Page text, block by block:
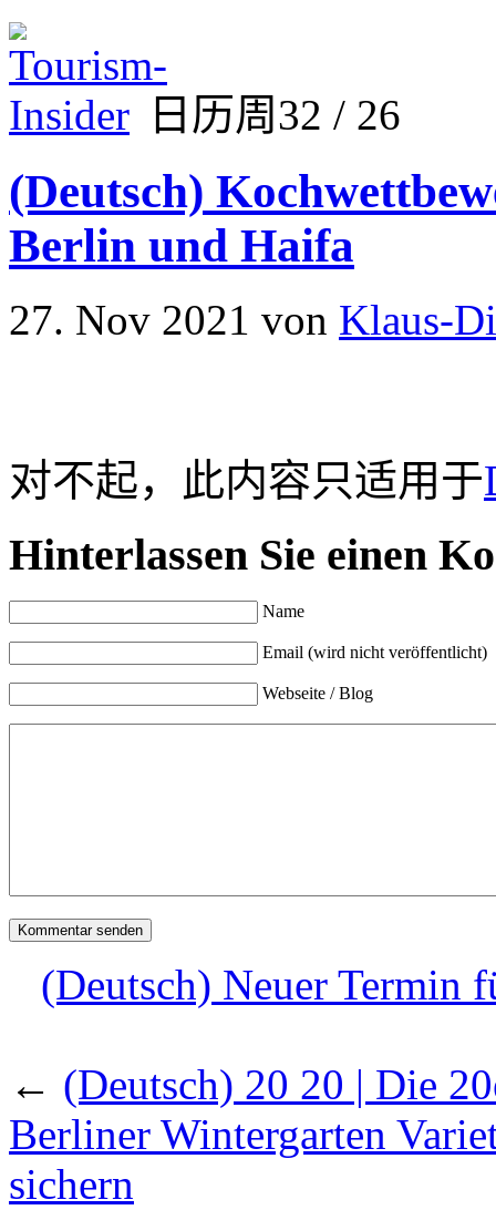
日历周32 / 26
(Deutsch)
Berlin und Haifa
27. Nov 2021 von Klaus-
对不起，此内容只适用于
Hinterlassen Sie einen
Name
Email (wird nicht veröffentlicht)
Webseite / Blog
(Deutsch) Neuer Termin
← (Deutsch) 20 20 | Die
Berliner Wintergarten
sichern